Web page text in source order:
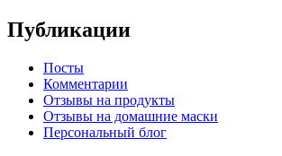
Публикации
Посты
Комментарии
Отзывы на продукты
Отзывы на домашние маски
Персональный блог